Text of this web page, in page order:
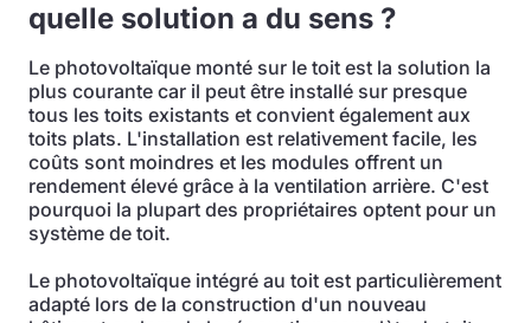
quelle solution a du sens ?
Le photovoltaïque monté sur le toit est la solution la
plus courante car il peut être installé sur presque
tous les toits existants et convient également aux
toits plats. L'installation est relativement facile, les
coûts sont moindres et les modules offrent un
rendement élevé grâce à la ventilation arrière. C'est
pourquoi la plupart des propriétaires optent pour un
système de toit.
Le photovoltaïque intégré au toit est particulièrement
adapté lors de la construction d'un nouveau